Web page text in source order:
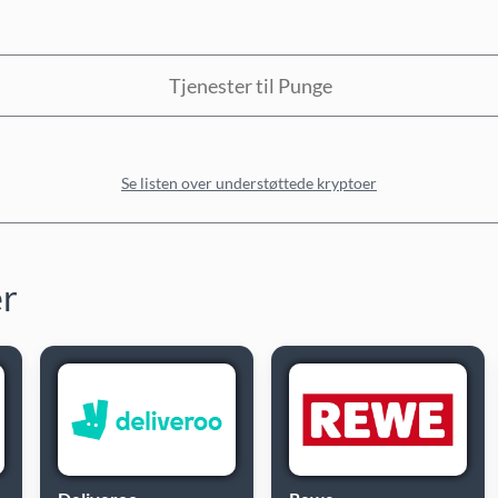
Tjenester til Punge
Se listen over understøttede kryptoer